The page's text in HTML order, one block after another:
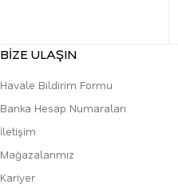
BİZE ULAŞIN
Havale Bildirim Formu
Banka Hesap Numaraları
İletişim
Mağazalarımız
Kariyer